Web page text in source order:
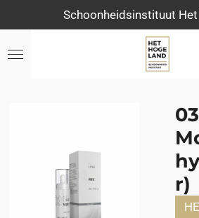
direct
naar
Schoonheidsinstituut
r)